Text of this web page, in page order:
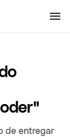
de entregar